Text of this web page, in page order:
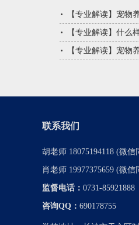
【专业解读】 宠物
【专业解读】 什么
【专业解读】 宠物
联系我们
胡老师 18075194118 (微信
肖老师 19977375659 (微信
监督电话： 0731-85921888
咨询QQ： 690178755